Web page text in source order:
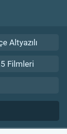
Altyazılı
Filmleri